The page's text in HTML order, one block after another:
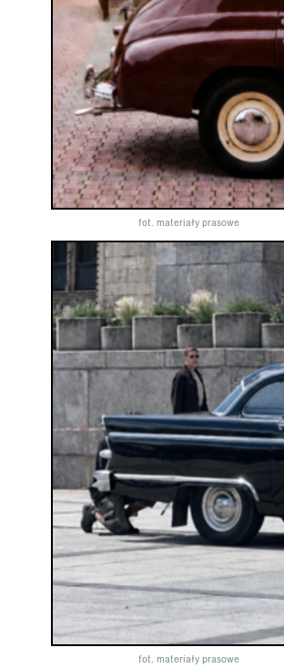
fot. materiały prasowe
fot. materiały prasowe